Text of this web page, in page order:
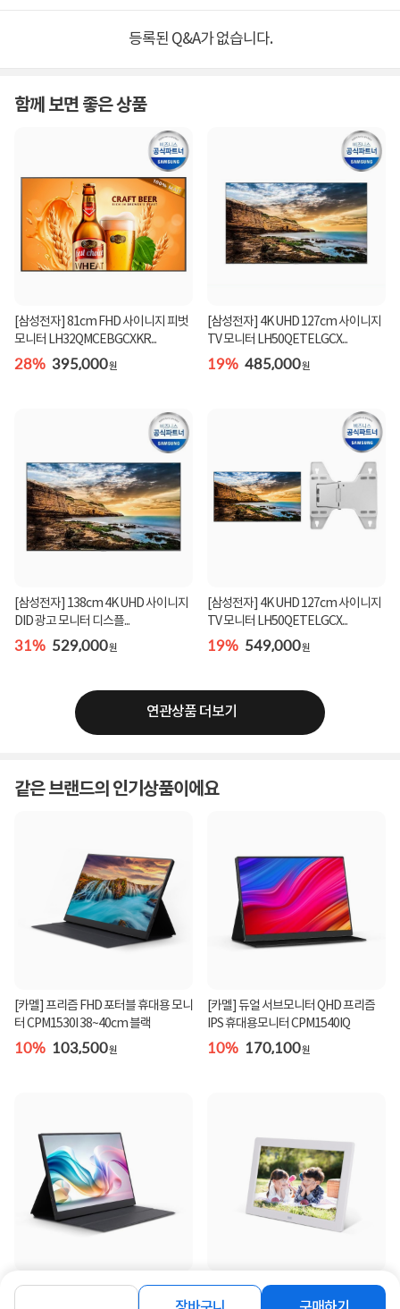
등록된 Q&A가 없습니다.
함께 보면 좋은 상품
[삼성전자] 81cm FHD 사이니지 피벗
모니터 LH32QMCEBGCXKR...
28% 395,000원
[삼성전자] 4K UHD 127cm 사이니지
TV 모니터 LH50QETELGCX...
19% 485,000원
[삼성전자] 138cm 4K UHD 사이니지
DID 광고 모니터 디스플...
31% 529,000원
[삼성전자] 4K UHD 127cm 사이니지
TV 모니터 LH50QETELGCX...
19% 549,000원
연관상품 더보기
같은 브랜드의 인기상품이에요
[카멜] 프리즘 FHD 포터블 휴대용 모니
터 CPM1530I 38~40cm 블랙
10% 103,500원
[카멜] 듀얼 서브모니터 QHD 프리즘
IPS 휴대용모니터 CPM1540IQ
10% 170,100원
[카멜] 포터블 FHD 터치 휴대용모니터
[카멜] 디지털액자 (화이트) [20cm(8
인치) / PF-8050IPS]